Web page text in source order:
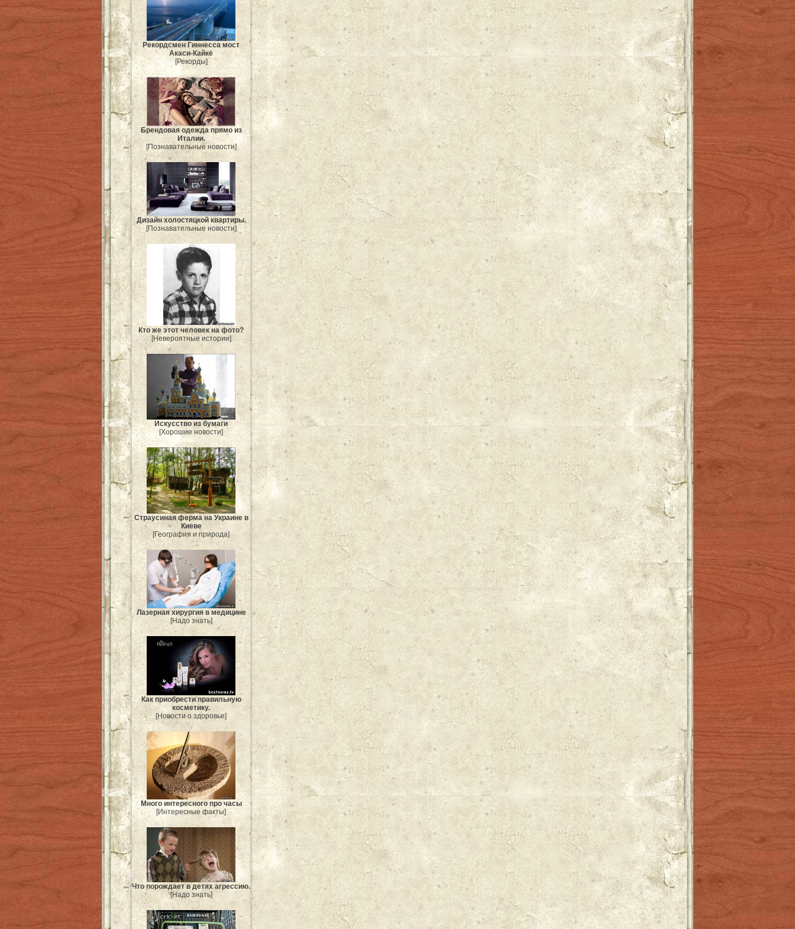
Рекордсмен Гиннесса мост
Акаси-Кайкё
[Рекорды]
Брендовая одежда прямо из
Италии.
[Познавательные новости]
Дизайн холостяцкой квартиры.
[Познавательные новости]
Кто же этот человек на фото?
[Невероятные истории]
Искусство из бумаги
[Хорошие новости]
Страусиная ферма на Украине в
Киеве
[География и природа]
Лазерная хирургия в медицине
[Надо знать]
Как приобрести правильную
косметику.
[Новости о здоровье]
Много интересного про часы
[Интересные факты]
Что порождает в детях агрессию.
[Надо знать]